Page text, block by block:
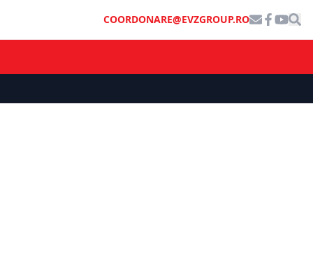
COORDONARE@EVZGROUP.RO